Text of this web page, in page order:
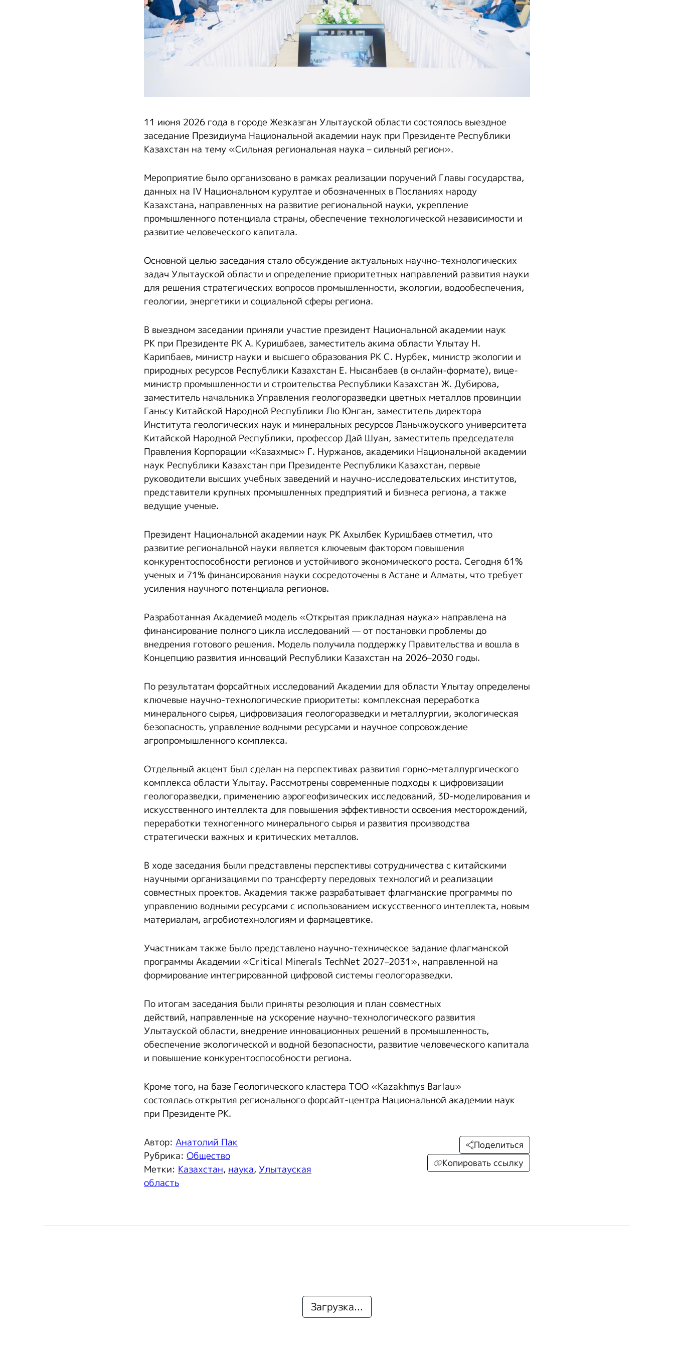
11 июня 2026 года в городе Жезказган Улытауской области состоялось выездное
заседание Президиума Национальной академии наук при Президенте Республики
Казахстан на тему «Сильная региональная наука – сильный регион».
Мероприятие было организовано в рамках реализации поручений Главы государства,
данных на IV Национальном курултае и обозначенных в Посланиях народу
Казахстана, направленных на развитие региональной науки, укрепление
промышленного потенциала страны, обеспечение технологической независимости и
развитие человеческого капитала.
Основной целью заседания стало обсуждение актуальных научно-технологических
задач Улытауской области и определение приоритетных направлений развития науки
для решения стратегических вопросов промышленности, экологии, водообеспечения,
геологии, энергетики и социальной сферы региона.
В выездном заседании приняли участие президент Национальной академии наук
РК при Президенте РК А. Куришбаев, заместитель акима области Ұлытау Н.
Карипбаев, министр науки и высшего образования РК С. Нурбек, министр экологии и
природных ресурсов Республики Казахстан Е. Нысанбаев (в онлайн-формате), вице-
министр промышленности и строительства Республики Казахстан Ж. Дубирова,
заместитель начальника Управления геологоразведки цветных металлов провинции
Ганьсу Китайской Народной Республики Лю Юнган, заместитель директора
Института геологических наук и минеральных ресурсов Ланьчжоуского университета
Китайской Народной Республики, профессор Дай Шуан, заместитель председателя
Правления Корпорации «Казахмыс» Г. Нуржанов, академики Национальной академии
наук Республики Казахстан при Президенте Республики Казахстан, первые
руководители высших учебных заведений и научно-исследовательских институтов,
представители крупных промышленных предприятий и бизнеса региона, а также
ведущие ученые.
Президент Национальной академии наук РК Ахылбек Куришбаев отметил, что
развитие региональной науки является ключевым фактором повышения
конкурентоспособности регионов и устойчивого экономического роста. Сегодня 61%
ученых и 71% финансирования науки сосредоточены в Астане и Алматы, что требует
усиления научного потенциала регионов.
Разработанная Академией модель «Открытая прикладная наука» направлена на
финансирование полного цикла исследований — от постановки проблемы до
внедрения готового решения. Модель получила поддержку Правительства и вошла в
Концепцию развития инноваций Республики Казахстан на 2026–2030 годы.
По результатам форсайтных исследований Академии для области Ұлытау определены
ключевые научно-технологические приоритеты: комплексная переработка
минерального сырья, цифровизация геологоразведки и металлургии, экологическая
безопасность, управление водными ресурсами и научное сопровождение
агропромышленного комплекса.
Отдельный акцент был сделан на перспективах развития горно-металлургического
комплекса области Ұлытау. Рассмотрены современные подходы к цифровизации
геологоразведки, применению аэрогеофизических исследований, 3D-моделирования и
искусственного интеллекта для повышения эффективности освоения месторождений,
переработки техногенного минерального сырья и развития производства
стратегически важных и критических металлов.
В ходе заседания были представлены перспективы сотрудничества с китайскими
научными организациями по трансферту передовых технологий и реализации
совместных проектов. Академия также разрабатывает флагманские программы по
управлению водными ресурсами с использованием искусственного интеллекта, новым
материалам, агробиотехнологиям и фармацевтике.
Участникам также было представлено научно-техническое задание флагманской
программы Академии «Critical Minerals TechNet 2027–2031», направленной на
формирование интегрированной цифровой системы геологоразведки.
По итогам заседания были приняты резолюция и план совместных
действий, направленные на ускорение научно-технологического развития
Улытауской области, внедрение инновационных решений в промышленность,
обеспечение экологической и водной безопасности, развитие человеческого капитала
и повышение конкурентоспособности региона.
Кроме того, на базе Геологического кластера ТОО «Kazakhmys Barlau»
состоялась открытия регионального форсайт-центра Национальной академии наук
при Президенте РК.
Автор: Анатолий Пак
Рубрика: Общество
Метки: Казахстан, наука, Улытауская
область
Поделиться
Копировать ссылку
Загрузка...